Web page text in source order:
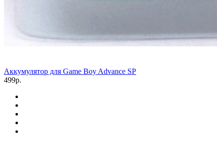
Аккумулятор для Game Boy Advance SP
499р.